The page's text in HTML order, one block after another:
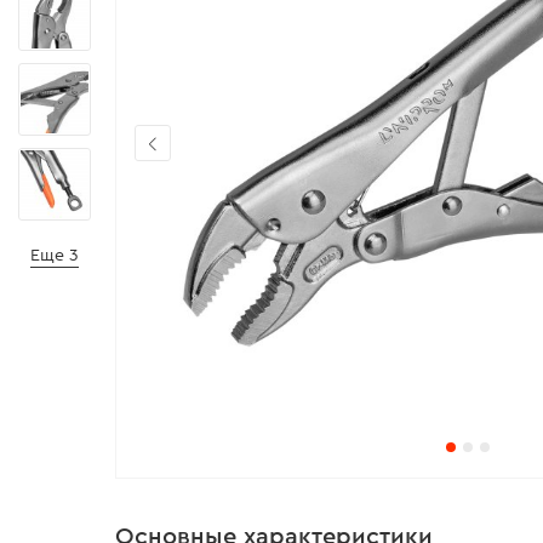
Еще 3
Основные характеристики